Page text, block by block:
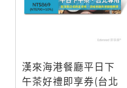
漢來海港餐廳平日下
午茶好禮即享券(台北